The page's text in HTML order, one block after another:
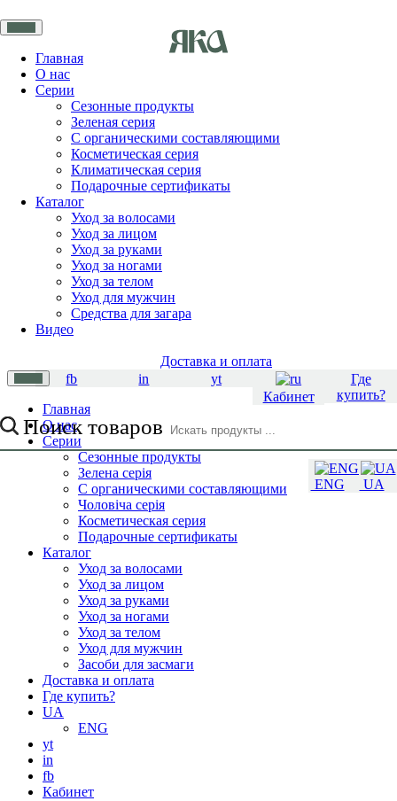
Главная
О нас
Серии
Сезонные продукты
Зеленая серия
С органическими составляющими
Косметическая серия
Климатическая серия
Подарочные сертификаты
Каталог
Уход за волосами
Уход за лицом
Уход за руками
Уход за ногами
Уход за телом
Уход для мужчин
Средства для загара
Видео
Доставка и оплата
Где
купить?
UA
ENG
yt
in
fb
Кабинет
Поиск товаров
Главная
О нас
Серии
Сезонные продукты
Зелена серія
С органическими составляющими
Чоловіча серія
Косметическая серия
Подарочные сертификаты
Каталог
Уход за волосами
Уход за лицом
Уход за руками
Уход за ногами
Уход за телом
Уход для мужчин
Засоби для засмаги
Доставка и оплата
Где купить?
UA
ENG
yt
in
fb
Кабинет